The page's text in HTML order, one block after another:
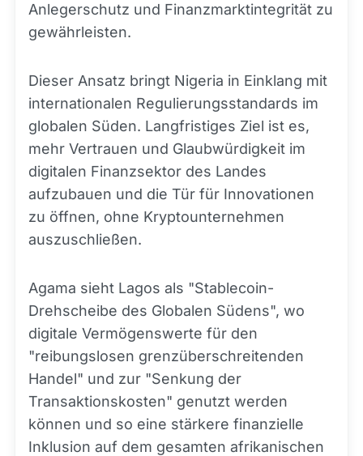
Anlegerschutz und Finanzmarktintegrität zu
gewährleisten.
Dieser Ansatz bringt Nigeria in Einklang mit
internationalen Regulierungsstandards im
globalen Süden. Langfristiges Ziel ist es,
mehr Vertrauen und Glaubwürdigkeit im
digitalen Finanzsektor des Landes
aufzubauen und die Tür für Innovationen
zu öffnen, ohne Kryptounternehmen
auszuschließen.
Agama sieht Lagos als "Stablecoin-
Drehscheibe des Globalen Südens", wo
digitale Vermögenswerte für den
"reibungslosen grenzüberschreitenden
Handel" und zur "Senkung der
Transaktionskosten" genutzt werden
können und so eine stärkere finanzielle
Inklusion auf dem gesamten afrikanischen